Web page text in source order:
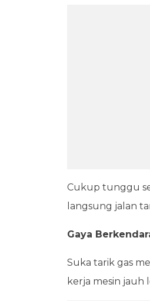
Cukup tunggu
langsung jalan
Gaya
Suka tarik gas
kerja mesin jauh